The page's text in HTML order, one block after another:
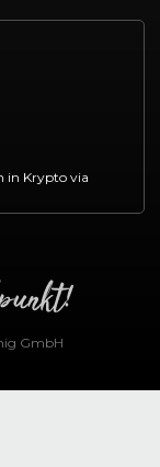
in Krypto via
GmbH